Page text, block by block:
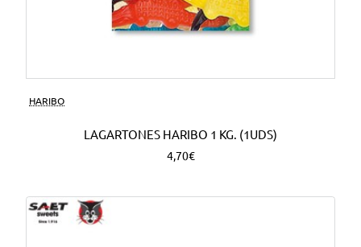
HARIBO
LAGARTONES HARIBO 1 KG. (1UDS)
4,70€